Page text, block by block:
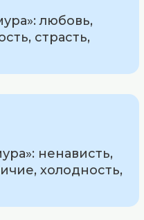
любовь,
страсть,
ненависть,
холодность,